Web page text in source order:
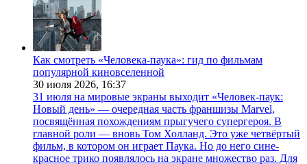
Как смотреть «Человека-паука»: гид по фильмам
популярной киновселенной
30 июля 2026, 16:37
31 июля на мировые экраны выходит «Человек-паук:
Новый день» — очередная часть франшизы Marvel,
посвящённая похождениям прыгучего супергероя. В
главной роли — вновь Том Холланд. Это уже четвёртый
фильм, в котором он играет Паука. Но до него сине-
красное трико появлялось на экране множество раз. Для